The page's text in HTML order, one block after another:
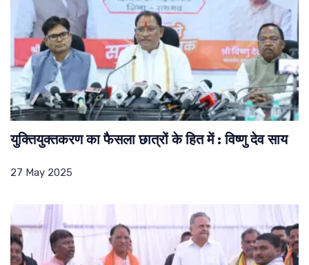
युक्तियुक्तकरण का फैसला छात्रों के हित में : विष्णु देव साय
27 May 2025